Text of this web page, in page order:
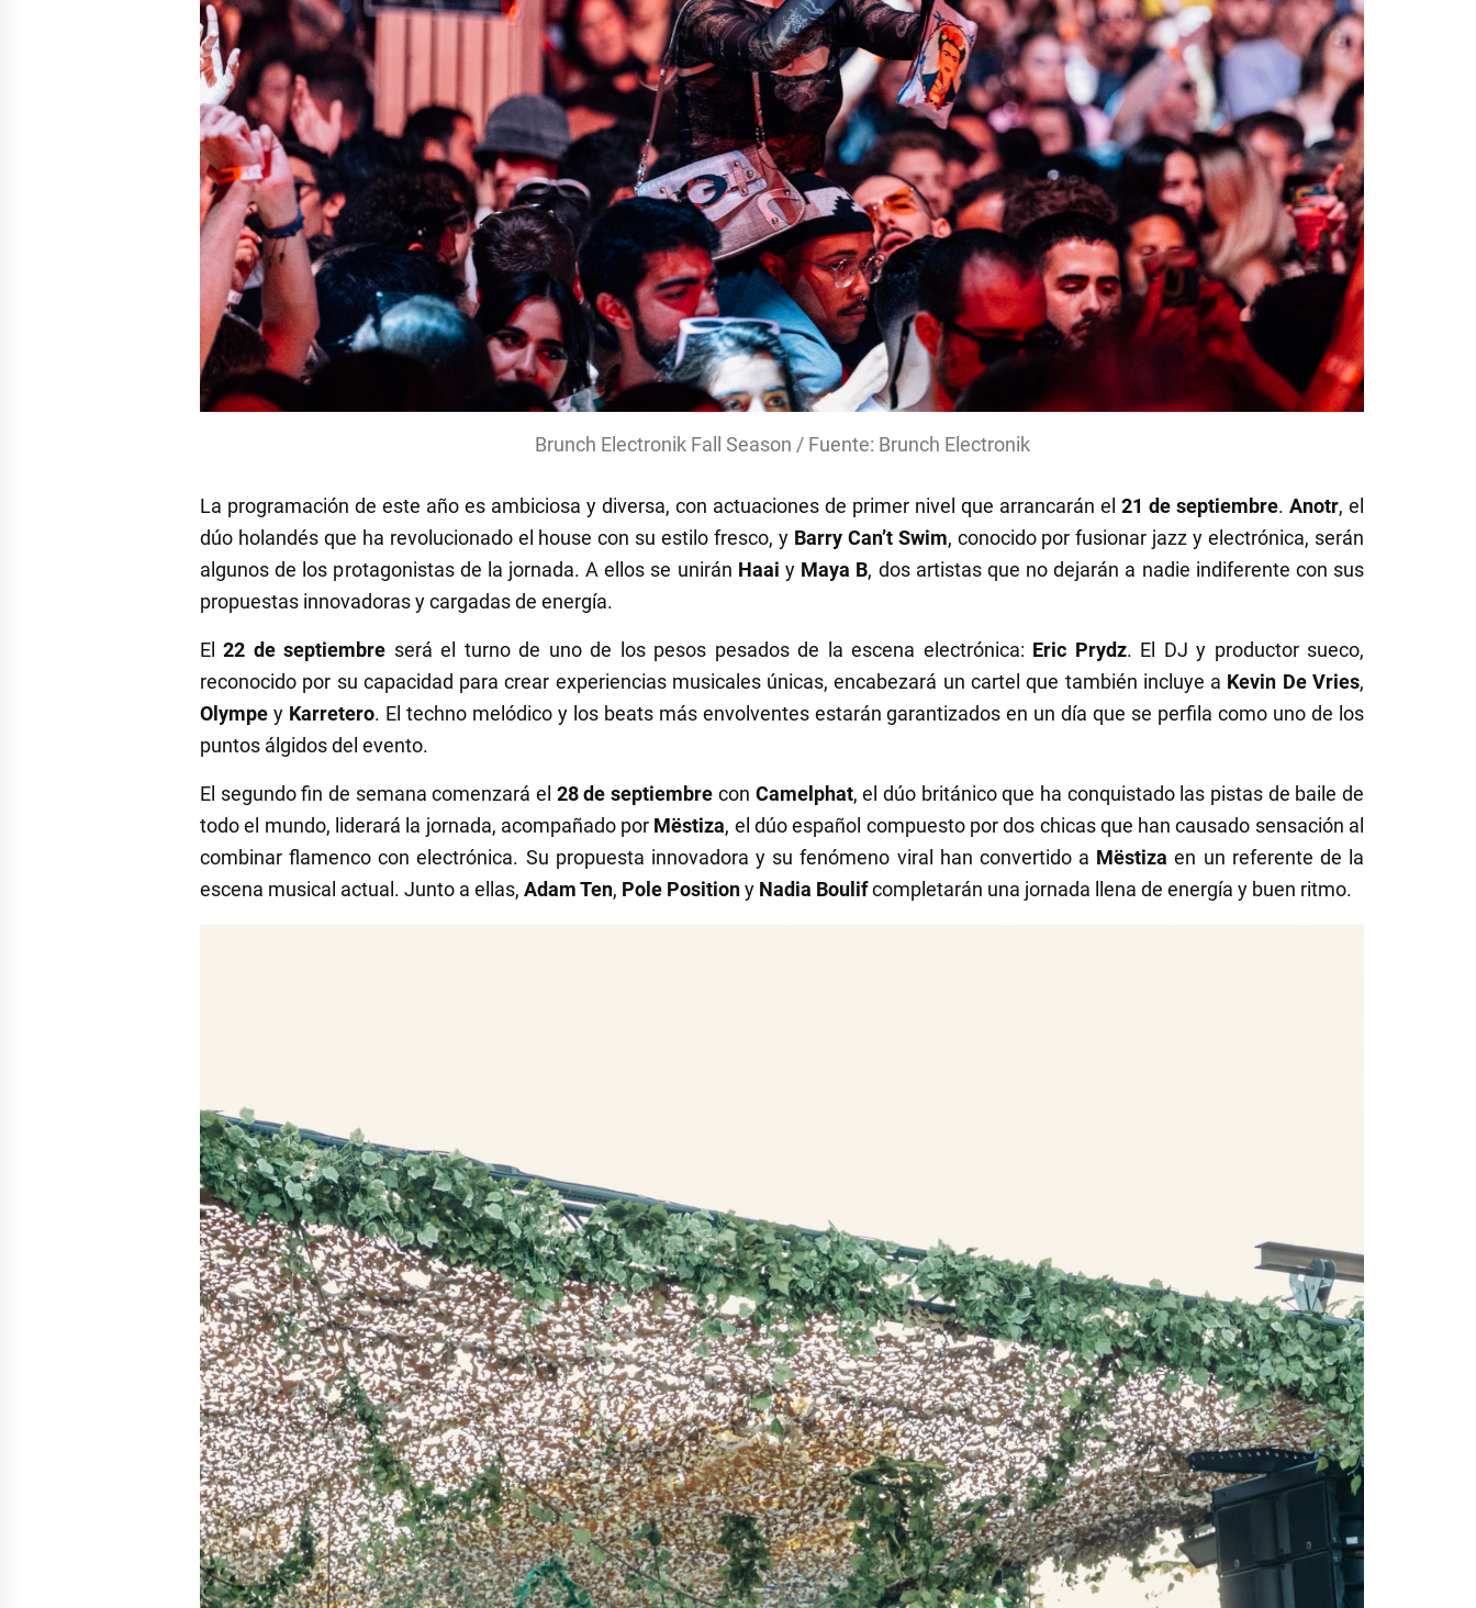
Brunch Electronik Fall Season / Fuente: Brunch Electronik
La programación de este año es ambiciosa y diversa, con actuaciones de primer nivel que arrancarán el 21 de septiembre. Anotr, el
dúo holandés que ha revolucionado el house con su estilo fresco, y Barry Can’t Swim, conocido por fusionar jazz y electrónica, serán
algunos de los protagonistas de la jornada. A ellos se unirán Haai y Maya B, dos artistas que no dejarán a nadie indiferente con sus
propuestas innovadoras y cargadas de energía.
El22 de septiembre será el turno de uno de los pesos pesados de la escena electrónica: Eric Prydz. El DJ y productor sueco,
reconocido por su capacidad para crear experiencias musicales únicas, encabezará un cartel que también incluye a Kevin De Vries,
Olympe y Karretero. El techno melódico y los beats más envolventes estarán garantizados en un día que se perfila como uno de los
puntos álgidos del evento.
El segundo fin de semana comenzará el 28 de septiembre con Camelphat, el dúo británico que ha conquistado las pistas de baile de
todo el mundo, liderará la jornada, acompañado por Mëstiza, el dúo español compuesto por dos chicas que han causado sensación al
combinar flamenco con electrónica. Su propuesta innovadora y su fenómeno viral han convertido a Mëstiza en un referente de la
escena musical actual. Junto a ellas, Adam Ten, Pole Positiony Nadia Boulifcompletarán una jornada llena de energía y buen ritmo.